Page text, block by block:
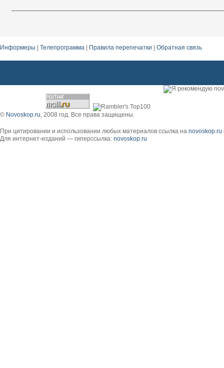
Информеры Телепрограмма Правила перепечатки Обратная связь
© Novoskop.ru, 2008 год. Все права защищены.
При цитировании и использовании любых материалов ссылка на novoskop.ru
Для интернет-изданий — гиперссылка: novoskop.ru